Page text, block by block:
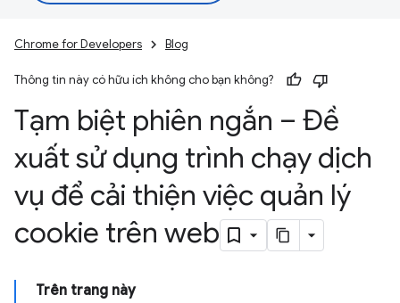
Chrome for Developers Blog
Thông tin này có hữu ích không cho bạn không?
Tạm biệt phiên ngắn – Đề
xuất sử dụng trình chạy dịch
vụ để cải thiện việc quản lý
cookie trên web
Trên trang này